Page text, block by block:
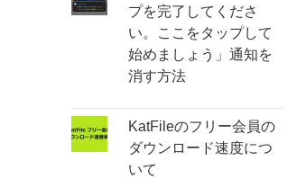
プを完了してくださ
い。ここをタップして
始めましょう」通知を
消す方法
KatFileのフリー会員の
ダウンロード速度につ
いて